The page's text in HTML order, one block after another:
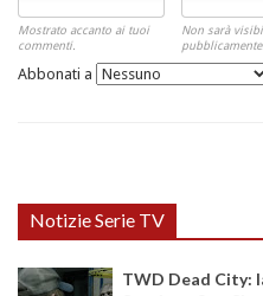
Mostrato accanto ai tuoi
commenti.
Non sarà
pubblicamente.
Abbonati a
Notizie Serie TV
TWD Dead City: